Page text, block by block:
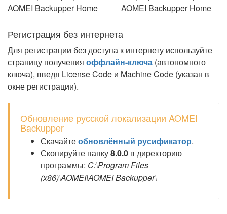
Регистрация без интернета
Для регистрации без доступа к интернету используйте
страницу получения оффлайн-ключа (автономного
ключа), введя License Code и Machine Code (указан в
окне регистрации).
Обновление русской локализации AOMEI
Backupper
Скачайтеобновлённый русификатор.
Скопируйте папку8.0.0 в директорию
программы: C:\Program Files
(x86)\AOMEI\AOMEI Backupper\